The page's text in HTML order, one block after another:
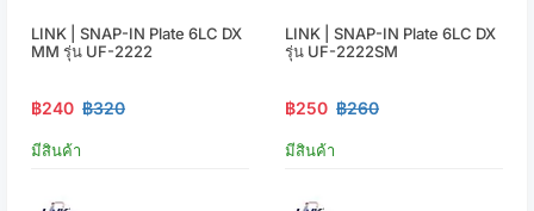
LINK | SNAP-IN Plate 6LC DX
MM รุ่น UF-2222
฿240 ฿320
มีสินค้า
LINK | SNAP-IN Plate 6LC DX
รุ่น UF-2222SM
฿250 ฿260
มีสินค้า